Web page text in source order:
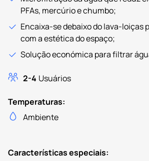
PFAs, mercúrio e chumbo;
Encaixa-se debaixo do lava-loiças
com a estética do espaço;
Solução económica para filtrar
2-4 Usuários
Temperaturas:
Ambiente
Características especiais: